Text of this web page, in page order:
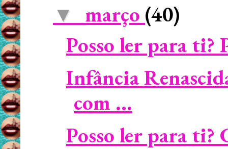
▼ março (40)
Posso ler para ti?
Infância
com ...
Posso ler para ti?